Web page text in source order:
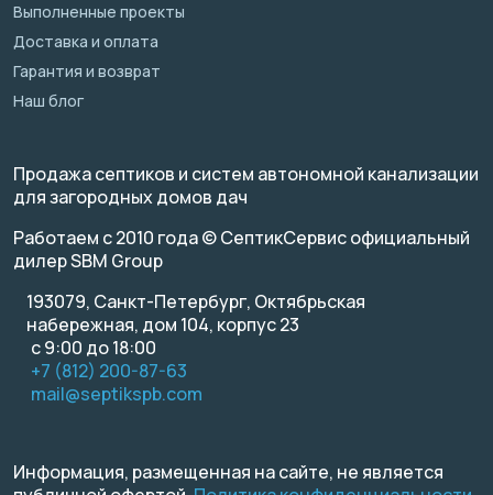
Выполненные проекты
Доставка и оплата
Гарантия и возврат
Наш блог
Продажа септиков и систем автономной канализации
для загородных домов дач
Работаем с 2010 года © СептикСервис официальный
дилер SBM Group
193079, Санкт-Петербург, Октябрьская
набережная, дом 104, корпус 23
с 9:00 до 18:00
+7 (812) 200-87-63
mail@septikspb.com
Информация, размещенная на сайте, не является